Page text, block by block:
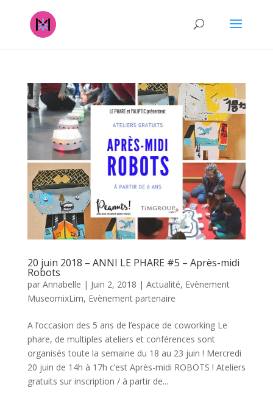
20 juin 2018 – ANNI LE PHARE #5 – Après-midi
Robots
par Annabelle | Juin 2, 2018 | Actualité, Evènement
MuseomixLim, Evènement partenaire
A l’occasion des 5 ans de l’espace de coworking Le
phare, de multiples ateliers et conférences sont
organisés toute la semaine du 18 au 23 juin ! Mercredi
20 juin de 14h à 17h c’est Après-midi ROBOTS ! Ateliers
gratuits sur inscription / à partir de...